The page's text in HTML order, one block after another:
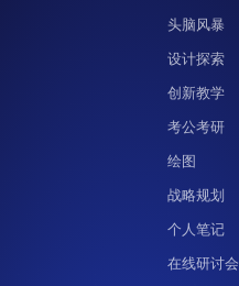
头脑风暴
设计探索
创新教学
考公考研
绘图
战略规划
个人笔记
在线研讨会